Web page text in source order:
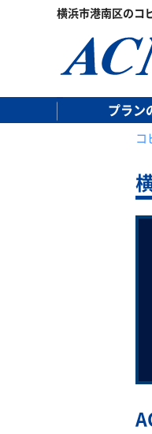
横浜市港南区のコ
プラン
コ